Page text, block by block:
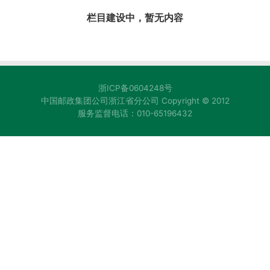
栏目建设中，暂无内容
浙ICP备0604248号
中国邮政集团公司浙江省分公司 Copyright © 2012
服务监督电话：010-65196432